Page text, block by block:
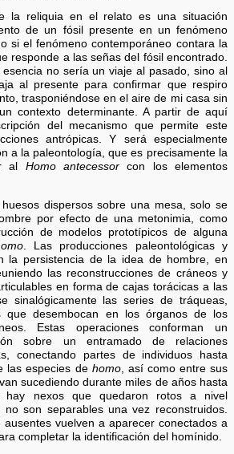
la reliquia en el relato es una situación
de un fósil presente en un fenómeno
si el fenómeno contemporáneo contara la
responde a las señas del fósil encontrado.
esencia no sería un viaje al pasado, sino al
al presente para confirmar que respiro
trasponiéndose en el aire de mi casa sin
contexto determinante. A partir de aquí
del mecanismo que permite este
antrópicas. Y será especialmente
a la paleontología, que es precisamente la
al Homo antecessorcon los elementos
dispersos sobre una mesa, solo se
por efecto de una metonimia, como
de modelos prototípicos de alguna
. Las producciones paleontológicas y
la persistencia de la idea de hombre, en
las reconstrucciones de cráneos y
en forma de cajas torácicas a las
sinalógicamente las series de tráqueas,
que desembocan en los órganos de los
Estas operaciones conforman un
sobre un entramado de relaciones
conectando partes de individuos hasta
las especies de homo, así como entre sus
sucediendo durante miles de años hasta
hay nexos que quedaron rotos a nivel
son separables una vez reconstruidos.
vuelven a aparecer conectados a
completar la identificación del homínido.